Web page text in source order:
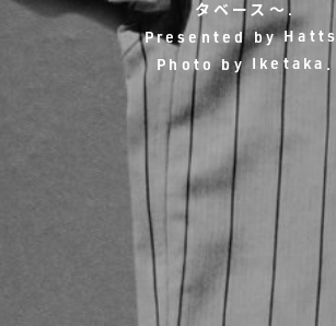
タベース～.
Presented byHatts
Photo byIketaka